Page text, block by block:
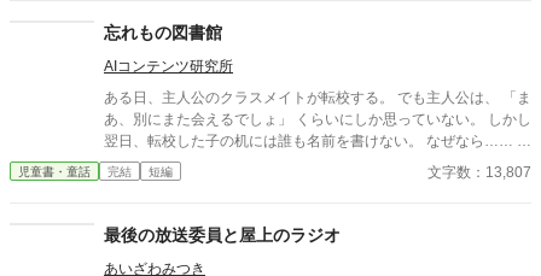
のスポーツの常識をすべて全否定する。 「すべては確率とデータ
ーの常識はゼロ。けれど『足の速さ』と『無尽蔵のスタミナ』だ
けは誰にも負けない瑠衣は、コーチの理詰めな指示に完璧に応
え、絶対にボールを落とさない「最強のレシーバー」としての才
能を開花させていく。 相棒となるのは、175cmの長身なのにボー
ってくる。目をつぶって手を伸ばしていればいい」 コーチの魔法
し、圧倒的なパワーでねじ伏せてくる強豪校も「頭脳」と「基礎
体力」で次々と撃破！ 才能がない。背が高くて不器用。 それで
忘れもの図書館
AIコンテンツ研究所
ある日、主人公のクラスメイトが転校する。 でも主人公は、 「ま
あ、別にまた会えるでしょ」 くらいにしか思っていない。 しかし
翌日、転校した子の机には誰も名前を書けない。 なぜなら…… み
んな、その子との思い出を少しずつ忘れているから。
児童書・童話 完結 短編 文字数：13,807
最後の放送委員と屋上のラジオ
あいざわみつき